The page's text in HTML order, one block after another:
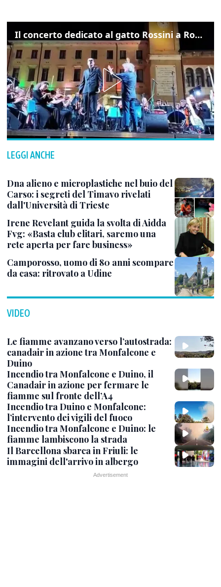
Il concerto dedicato al gatto Rossini a Rovigo: ecco un estratto
LEGGI ANCHE
Dna alieno e microplastiche nel buio del
Carso: i segreti del Timavo rivelati
dall'Università di Trieste
Irene Revelant guida la svolta di Aidda
Fvg: «Basta club elitari, saremo una
rete aperta per fare business»
Camporosso, uomo di 80 anni scompare
da casa: ritrovato a Udine
VIDEO
Le fiamme avanzano verso l’autostrada:
canadair in azione tra Monfalcone e
Duino
Incendio tra Monfalcone e Duino, il
Canadair in azione per fermare le
fiamme sul fronte dell’A4
Incendio tra Duino e Monfalcone:
l’intervento dei vigili del fuoco
Incendio tra Monfalcone e Duino: le
fiamme lambiscono la strada
Il Barcellona sbarca in Friuli: le
immagini dell'arrivo in albergo